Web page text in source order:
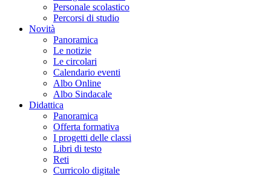
Personale scolastico
Percorsi di studio
Novità
Panoramica
Le notizie
Le circolari
Calendario eventi
Albo Online
Albo Sindacale
Didattica
Panoramica
Offerta formativa
I progetti delle classi
Libri di testo
Reti
Curricolo digitale